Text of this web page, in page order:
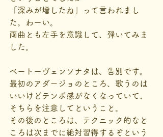
「深みが増したね」って言われまし
た。わーい。
両曲とも左手を意識して、弾いてみま
した。
ベートーヴェンソナタは、告別です。
最初のアダージョのところ、歌うのは
いいけどテンポ感がなくなっていて、
そちらを注意してということ。
その後のところは、テクニック的なと
ころは次までに絶対習得するぞという